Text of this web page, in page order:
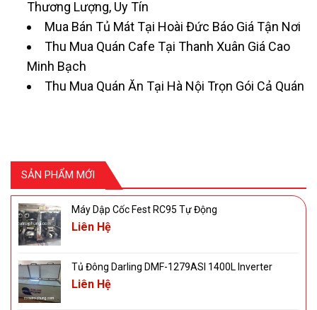
SẢN PHẨM MỚI
Máy Dập Cốc Fest RC95 Tự Động
Liên Hệ
Tủ Đông Darling DMF-1279ASI 1400L Inverter
Liên Hệ
Thương Lượng, Uy Tín
Mua Bán Tủ Mát Tại Hoài Đức Báo Giá Tận Nơi
Thu Mua Quán Cafe Tại Thanh Xuân Giá Cao
Minh Bạch
Thu Mua Quán Ăn Tại Hà Nội Trọn Gói Cả Quán